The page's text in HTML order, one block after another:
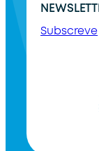
Subscreve